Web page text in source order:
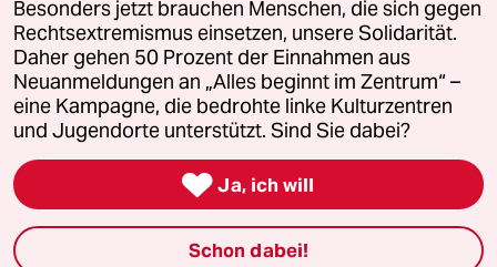
Feedback Redaktionsstatut Kommune-Richtlinien
Leitlinie Informant Datenschutz Impressum AGB
Seitenwende Einwilligungen widerrufen (Ads)
Besonders jetzt brauchen Menschen, die sich gegen
Rechtsextremismus einsetzen, unsere Solidarität.
Daher gehen 50 Prozent der Einnahmen aus
Neuanmeldungen an „Alles beginnt im Zentrum“ –
eine Kampagne, die bedrohte linke Kulturzentren
und Jugendorte unterstützt. Sind Sie dabei?
 Ja, ich will
Schon dabei!